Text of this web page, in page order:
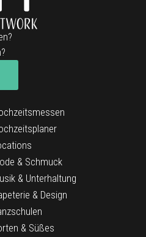
& Schmuck
& Unterhaltung
& Design
& Süßes